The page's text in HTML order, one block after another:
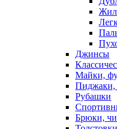
Джинсы
Майки,
Пиджаки,
Рубашки
Брюки,